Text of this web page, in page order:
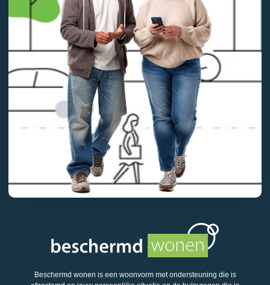
Beschermd wonen is een woonvorm met ondersteuning die is